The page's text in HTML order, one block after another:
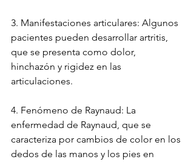
3. Manifestaciones articulares: Algunos
pacientes pueden desarrollar artritis,
que se presenta como dolor,
hinchazón y rigidez en las
articulaciones.
4. Fenómeno de Raynaud: La
enfermedad de Raynaud, que se
caracteriza por cambios de color en los
dedos de las manos y los pies en